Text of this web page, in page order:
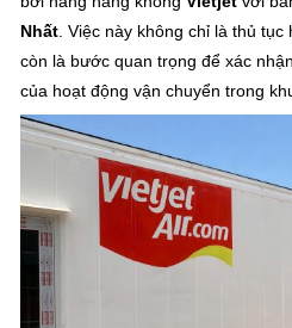
Nhất. Việc này không chỉ là thủ
còn là bước quan trọng để xác
của hoạt động vận chuyển trong